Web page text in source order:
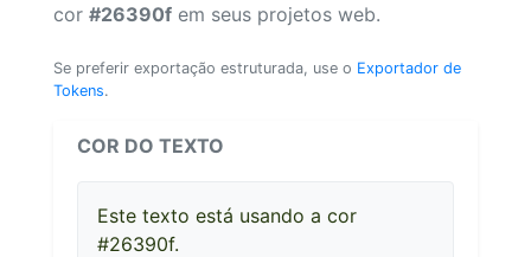
cor #26390f em seus projetos web.
Se preferir exportação estruturada, use o Exportador de
Tokens.
COR DO TEXTO
Este texto está usando a cor
#26390f.